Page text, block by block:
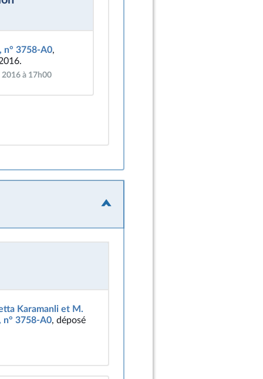
n° 3758-A0,
2016 à 17h00
Karamanli et M.
n° 3758-A0, déposé